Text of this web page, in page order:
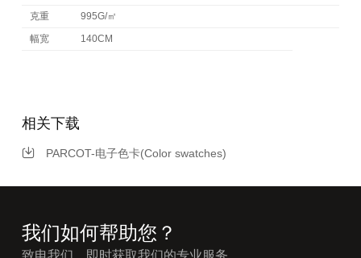
克重
995G/㎡
幅宽
140CM
相关下载
PARCOT-电子色卡(Color swatches)
我们如何帮助您？
致电我们，即时获取我们的专业服务。